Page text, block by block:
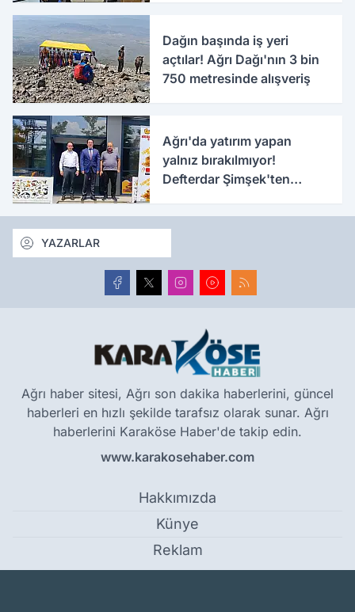
Dağın başında iş yeri
açtılar! Ağrı Dağı'nın 3 bin
750 metresinde alışveriş
Ağrı'da yatırım yapan
yalnız bırakılmıyor!
Defterdar Şimşek'ten
YAZARLAR
Ağrı haber sitesi, Ağrı son dakika haberlerini, güncel
haberleri en hızlı şekilde tarafsız olarak sunar. Ağrı
haberlerini Karaköse Haber'de takip edin.
www.karakosehaber.com
Hakkımızda
Künye
Reklam